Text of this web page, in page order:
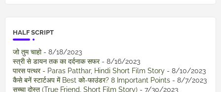
HALF SCRIPT
जो तुम चाहो- 8/18/2023
स्त्री से डायन तक का दर्दनाक सफर- 8/16/2023
पारस पत्थर - Paras Patthar, Hindi Short Film Story - 8/10/2023
कैसे बनें स्टार्टअप में Best को-फाउंडर? 8 Important Points - 8/7/2023
सच्चा दोस्त (True Friend, Short Film Story) - 7/30/2023